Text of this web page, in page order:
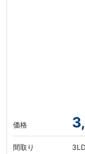
価格
間取り